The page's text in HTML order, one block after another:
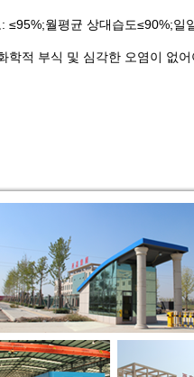
≤95%;월평균 상대습도≤90%;일
학적 부식 및 심각한 오염이 없어